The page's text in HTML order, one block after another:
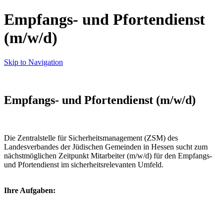
Empfangs- und Pfortendienst
(m/w/d)
Skip to Navigation
Empfangs- und Pfortendienst (m/w/d)
Die Zentralstelle für Sicherheitsmanagement (ZSM) des
Landesverbandes der Jüdischen Gemeinden in Hessen sucht zum
nächstmöglichen Zeitpunkt Mitarbeiter (m/w/d) für den Empfangs-
und Pfortendienst im sicherheitsrelevanten Umfeld.
Ihre Aufgaben: